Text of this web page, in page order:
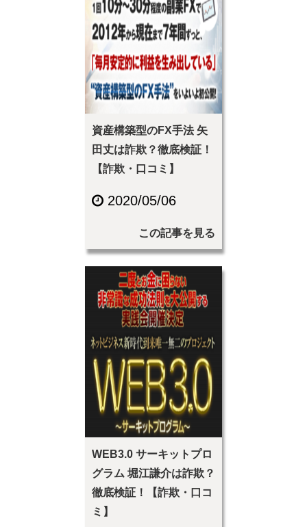
資産構築型のFX手法 矢
田丈は詐欺？徹底検証！
【詐欺・口コミ】
2020/05/06
この記事を見る
WEB3.0 サーキットプロ
グラム 堀江謙介は詐欺？
徹底検証！【詐欺・口コ
ミ】